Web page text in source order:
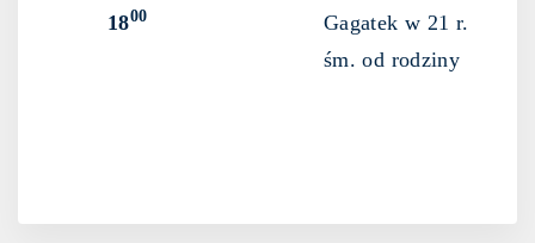
1800
Gagatek w 21 r.
śm. od rodziny